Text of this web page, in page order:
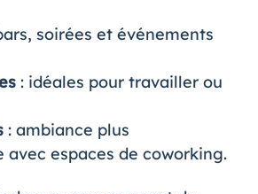
soirées et événements
: idéales pour travailler ou
: ambiance plus
espaces de coworking.